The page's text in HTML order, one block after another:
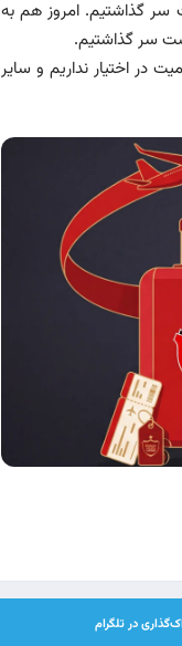
سر گذاشتیم. امروز هم به
سر گذاشتیم.
در اختیار نداریم و سایر
در تلگرام